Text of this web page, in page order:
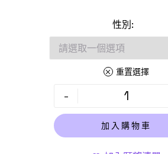
性別
重置選擇
-
加入購物車